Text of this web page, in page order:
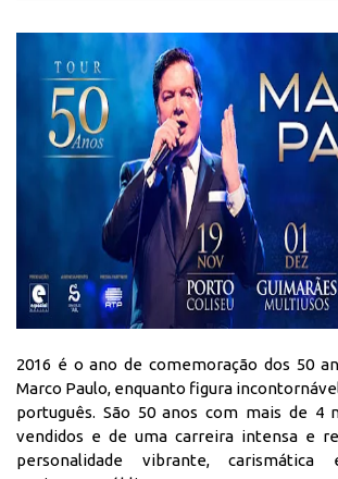
2016 é o ano de comemoração dos 50
Marco Paulo, enquanto figura
português. São 50 anos com mais de 4
vendidos e de uma carreira intensa e
personalidade vibrante,